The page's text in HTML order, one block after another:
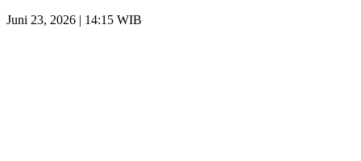
Juni 23, 2026 | 14:15 WIB